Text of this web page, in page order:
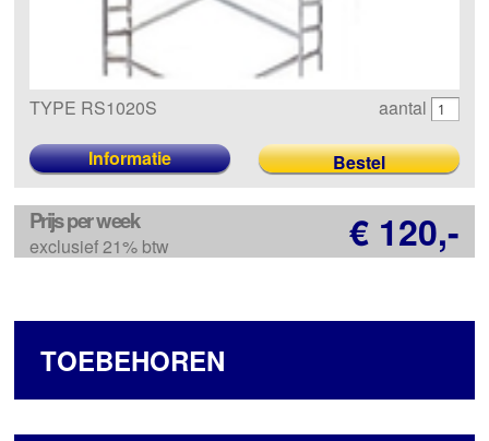
TYPE RS1020S aantal
Informatie
Prijs per week
exclusief 21% btw € 120,-
TOEBEHOREN